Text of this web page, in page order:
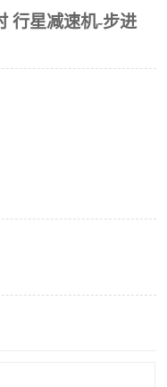
行星减速机-步进